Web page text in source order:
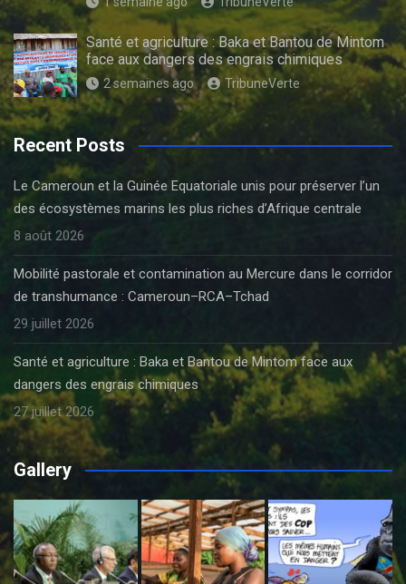
Santé et agriculture : Baka et Bantou de Mintom
face aux dangers des engrais chimiques
2 semaines ago TribuneVerte
Recent Posts
Le Cameroun et la Guinée Equatoriale unis pour préserver l’un
des écosystèmes marins les plus riches d’Afrique centrale
8 août 2026
Mobilité pastorale et contamination au Mercure dans le corridor
de transhumance : Cameroun–RCA–Tchad
29 juillet 2026
Santé et agriculture : Baka et Bantou de Mintom face aux
dangers des engrais chimiques
27 juillet 2026
Gallery